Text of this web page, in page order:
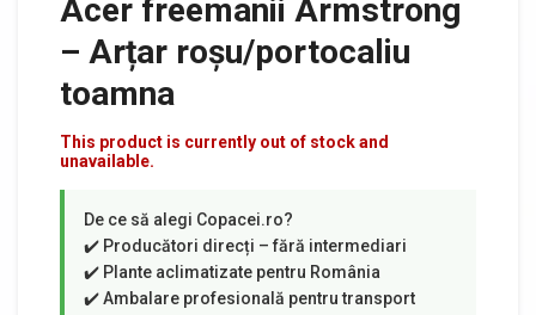
Acer freemanii Armstrong
– Arțar roșu/portocaliu
toamna
This product is currently out of stock and
unavailable.